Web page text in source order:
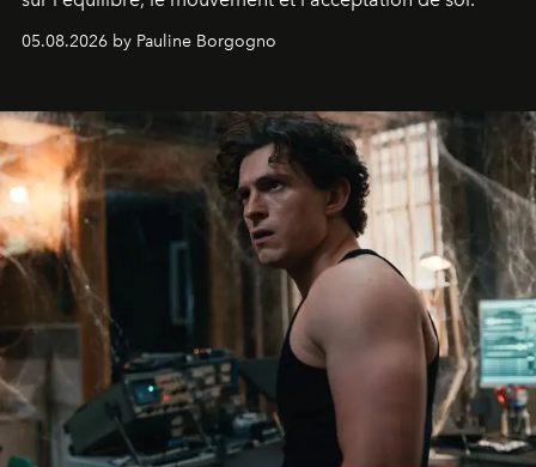
05.08.2026 by Pauline Borgogno